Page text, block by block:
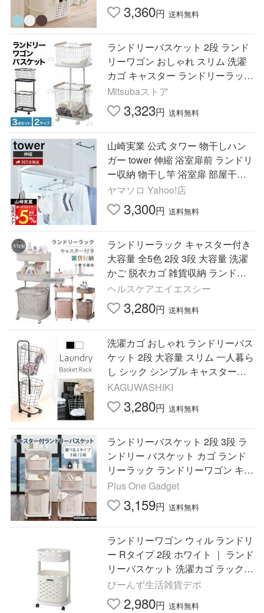
3,360円 送料無料
ランドリーバスケット 2段 ランド
リーワゴン おしゃれ スリム 洗濯
カゴ キャスター ランドリーラック
収納ボックス 洗濯物入れ ホワイト
ランドリー収納
Mitsubaストア
3,323円 送料無料
山崎実業 公式 タワー 物干しハン
ガー tower 伸縮 浴室扉前 ランドリ
ー収納 物干し竿 浴室扉 部屋干し
ハンガーラック 洗面所 脱衣所
ヤマソロ Yahoo!店
3,300円 送料無料
ランドリーラック キャスター付き
大容量 全5色 2段 3段 大容量 洗濯
かご 脱衣カゴ 雑貨収納 ランドリ
ーバスケット 洗面収納 スリム ワ
ゴン ラック
ヘルスケアエイエスシー
3,280円 送料無料
洗濯カゴ おしゃれ ランドリーバス
ケット 2段 大容量 スリム 一人暮ら
し シック シンプル キャスター付
き ワイヤー メッシュ 白 ホワイト
KAGUWASHIKI
3,280円 送料無料
ランドリーバスケット 2段 3段 ラ
ンドリー バスケット カゴ ランド
リーラック ランドリーワゴン キャ
スター付き 洗濯かご 洗濯カゴ
Plus One Gadget
3,159円 送料無料
ランドリーワゴン ウィル ランドリ
ー Rタイプ 2段 ホワイト ｜ ランド
リーバスケット 洗濯カゴ ラック付
き
びーんず生活雑貨デポ
2,980円 送料無料